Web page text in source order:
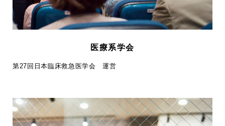
医療系学会
第27回日本臨床救急医学会 運営